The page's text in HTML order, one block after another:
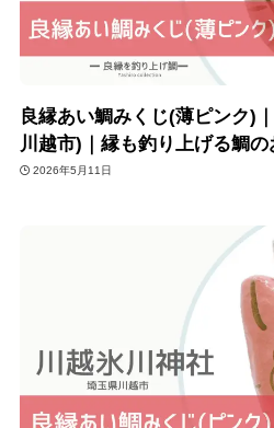
良縁あい鯛みくじ(薄ピンク)
川越市)｜縁も釣り上げる鯛の
2026年5月11日